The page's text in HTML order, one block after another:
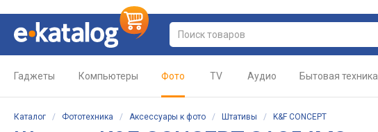
Гаджеты Компьютеры Фото TV Аудио Бытовая техника
Каталог / Фототехника / Аксессуары к фото / Штативы / K&F CONCEPT